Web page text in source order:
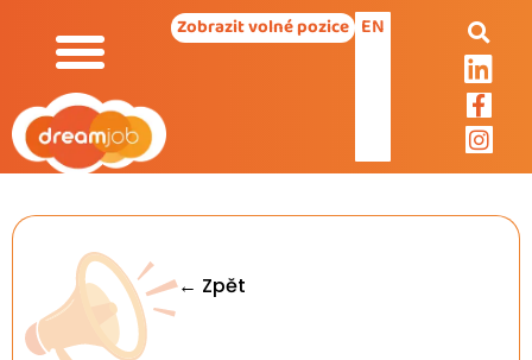
Zobrazit volné pozice EN
← Zpět